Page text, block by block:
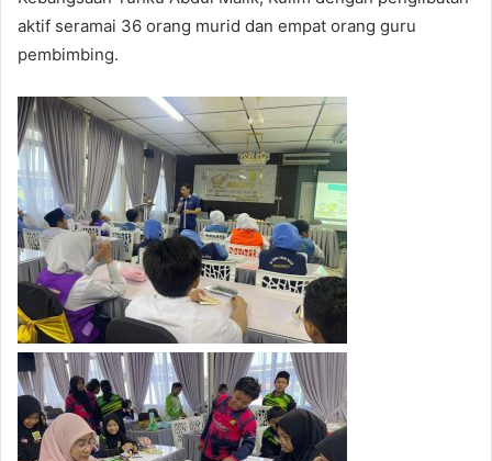
aktif seramai 36 orang murid dan empat orang guru
pembimbing.